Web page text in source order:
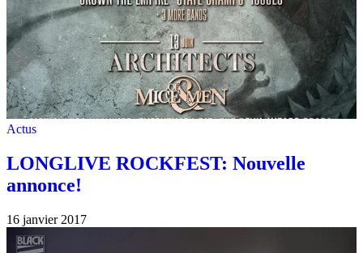
Actus
LONGLIVE ROCKFEST: Nouvelle
annonce!
16 janvier 2017